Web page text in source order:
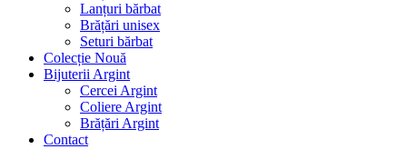
Lanțuri bărbat
Brățări unisex
Seturi bărbat
Colecție Nouă
Bijuterii Argint
Cercei Argint
Coliere Argint
Brățări Argint
Contact